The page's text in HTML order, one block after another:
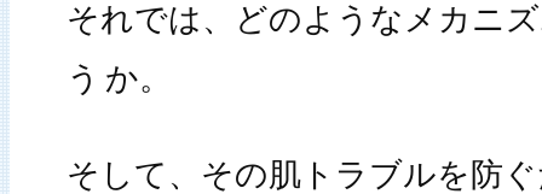
それでは、どのようなメカニ
う か。
そして、その肌トラブルを防